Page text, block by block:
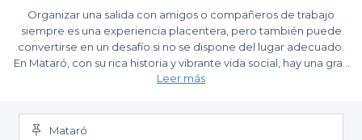
Organizar una salida con amigos o compañeros de trabajo
siempre es una experiencia placentera, pero también puede
convertirse en un desafío si no se dispone del lugar adecuado.
En Mataró, con su rica historia y vibrante vida social, hay una gran
variedad de opciones para disfrutar de una buena bebida sin
espacios animados, losbares más baratosde la ciudad están
pensados para adaptarse a todas tus necesidades.
Ventajas de usar Privateaser
En Privateaser, hemos simplificado el proceso de búsqueda y
Leer más
Mataró